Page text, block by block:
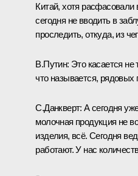
Китай, хотя расфасовали
сегодня не вводить в
проследить, откуда, из
В.Путин: Это касается не
что называется, рядовых
С.Данкверт:А сегодня
молочная продукция не
изделия, всё. Сегодня
работают. У нас